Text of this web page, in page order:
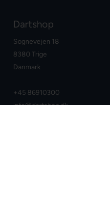
Dartshop
Sognevejen 18
8380 Trige
Danmark
+45 86910300
info@dartshop.dk